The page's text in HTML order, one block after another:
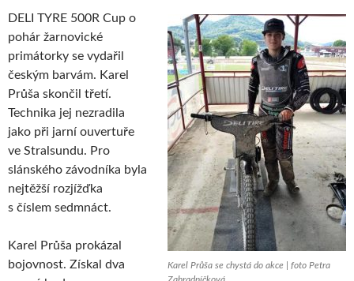
Karel Průša se chystá do akce | foto Petra
DELI TYRE 500R Cup o
pohár žarnovické
primátorky se vydařil
českým barvám. Karel
Průša skončil třetí.
Technika jej nezradila
jako při jarní ouvertuře
ve Stralsundu. Pro
slánského závodníka byla
nejtěžší rozjížďka
s číslem sedmnáct.
Karel Průša prokázal
bojovnost. Získal dva